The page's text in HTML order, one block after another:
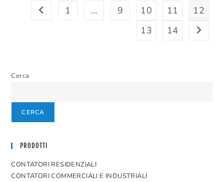
Vai alla pagina precedente
1 … 9 10 11
12
13
14 Vai alla
Cerca
CERCA
PRODOTTI
CONTATORI RESIDENZIALI
CONTATORI COMMERCIALI E INDUSTRIALI